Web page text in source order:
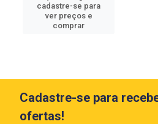
cadastre-se para
ver preços e
comprar
Cadastre-se para
ofertas!